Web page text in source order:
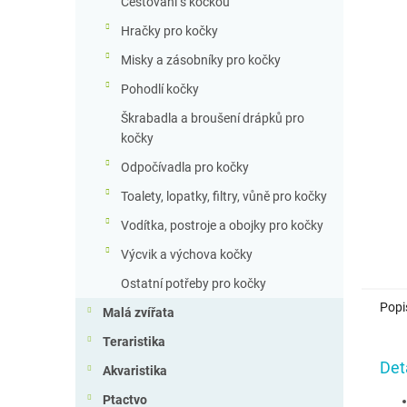
Hračky pro kočky
Misky a zásobníky pro kočky
Pohodlí kočky
Škrabadla a broušení drápků pro
kočky
Odpočívadla pro kočky
Toalety, lopatky, filtry, vůně pro kočky
Vodítka, postroje a obojky pro kočky
Výcvik a výchova kočky
Ostatní potřeby pro kočky
Malá zvířata
Teraristika
Akvaristika
Ptactvo